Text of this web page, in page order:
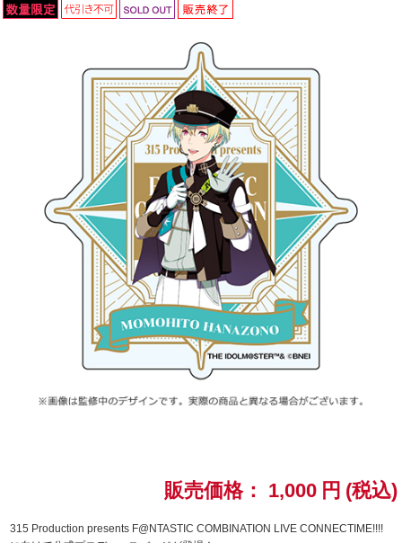
その他先行受付
プレミアム会員とは
テイルズ オブ シリーズ
太鼓の達人
ACE COMBAT
ナムコクラシック
スサノオマジック
ガンダムシリーズ
ラブライブ！
販売価格： 1,000 円 (税込)
315 Production presents F@NTASTIC COMBINATION LIVE CONNECTIME!!!!